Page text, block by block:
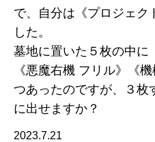
で、自分は《プロジェク
した。
墓地に置いた５枚の中に
《悪魔右機 フリル》《
つあったのですが、３枚
に出せますか？
2023.7.21